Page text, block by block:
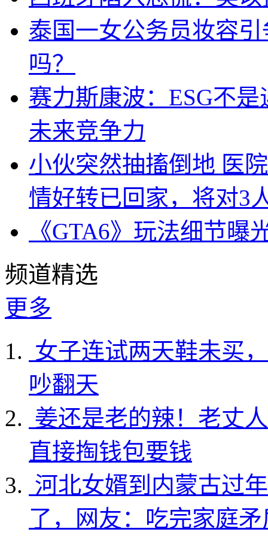
泰国一女公务员妆容
吗？
赛力斯康波：ESG不
未来竞争力
小伙突然抽搐倒地 医
情好转已回家，将对3
《GTA6》玩法细节
频道精选
更多
女子连试两天鞋未买
吵翻天
姜还是老的辣！老丈
直接掏钱包要钱
河北女婿到内蒙古过
了，网友：吃完家庭